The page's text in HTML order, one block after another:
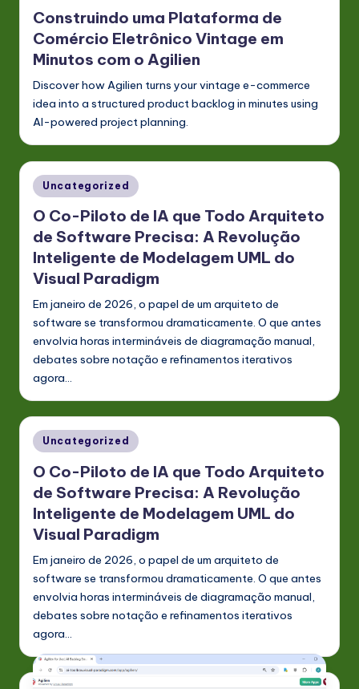
in
Construindo uma Plataforma de
Comércio Eletrônico Vintage em
Minutos com o Agilien
Discover how Agilien turns your vintage e-commerce
idea into a structured product backlog in minutes using
AI-powered project planning.
Posted
in
Uncategorized
O Co-Piloto de IA que Todo Arquiteto
de Software Precisa: A Revolução
Inteligente de Modelagem UML do
Visual Paradigm
Em janeiro de 2026, o papel de um arquiteto de
software se transformou dramaticamente. O que antes
envolvia horas intermináveis de diagramação manual,
debates sobre notação e refinamentos iterativos
agora…
Posted
in
Uncategorized
O Co-Piloto de IA que Todo Arquiteto
de Software Precisa: A Revolução
Inteligente de Modelagem UML do
Visual Paradigm
Em janeiro de 2026, o papel de um arquiteto de
software se transformou dramaticamente. O que antes
envolvia horas intermináveis de diagramação manual,
debates sobre notação e refinamentos iterativos
agora…